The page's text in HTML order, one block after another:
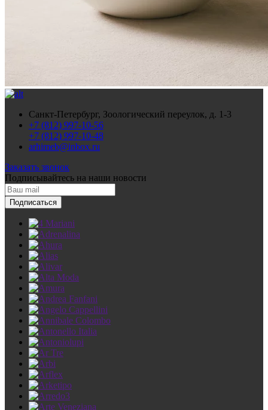
Санкт-Петербург, Зоологический переулок, д. 1-3
+7 (812) 997-10-56
+7 (812) 997-10-48
arhimeb@inbox.ru
Заказать звонок
Подписывайтесь на наши новости